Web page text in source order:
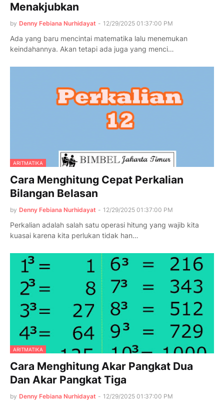
Menakjubkan
by Denny Febiana Nurhidayat - 12/29/2025 01:37:00 PM
Ada yang baru mencintai matematika lalu menemukan
keindahannya. Akan tetapi ada juga yang menci…
ARITMATIKA
Cara Menghitung Cepat Perkalian
Bilangan Belasan
by Denny Febiana Nurhidayat - 12/29/2025 01:37:00 PM
Perkalian adalah salah satu operasi hitung yang wajib kita
kuasai karena kita perlukan tidak han…
ARITMATIKA
Cara Menghitung Akar Pangkat Dua
Dan Akar Pangkat Tiga
by Denny Febiana Nurhidayat - 12/29/2025 01:37:00 PM